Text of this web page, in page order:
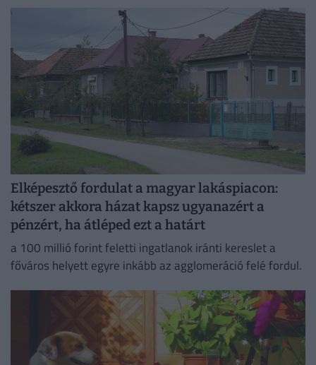
Elképesztő fordulat a magyar lakáspiacon:
kétszer akkora házat kapsz ugyanazért a
pénzért, ha átléped ezt a határt
a 100 millió forint feletti ingatlanok iránti kereslet a
főváros helyett egyre inkább az agglomeráció felé fordul.